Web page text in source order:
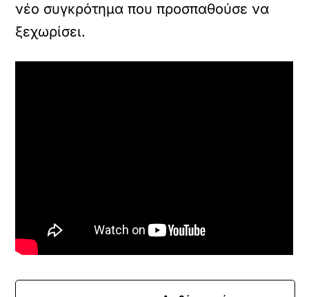
νέο συγκρότημα που προσπαθούσε να
ξεχωρίσει.